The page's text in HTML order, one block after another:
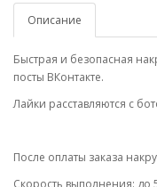
Описание
Быстрая и безопасная
посты ВКонтакте.
Лайки расставляются с
После оплаты заказа
Скорость выполнения: до